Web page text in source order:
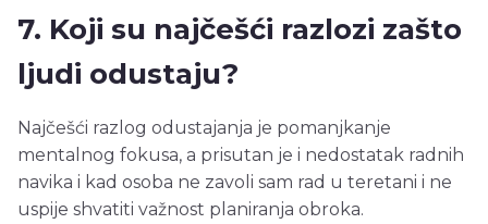
7. Koji su najčešći razlozi zašto
ljudi odustaju?
Najčešći razlog odustajanja je pomanjkanje
mentalnog fokusa, a prisutan je i nedostatak radnih
navika i kad osoba ne zavoli sam rad u teretani i ne
uspije shvatiti važnost planiranja obroka.